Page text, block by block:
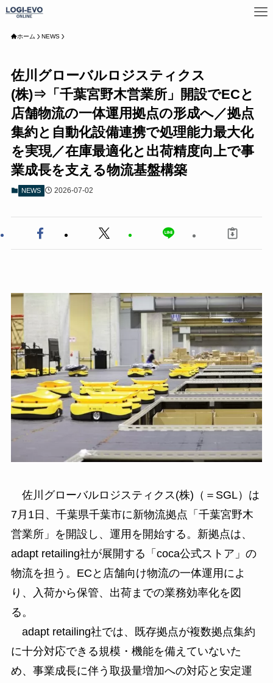
ホーム NEWS
佐川グローバルロジスティクス
(株)⇒「千葉宮野木営業所」開設でECと
店舗物流の一体運用拠点の形成へ／拠点
集約と自動化設備連携で処理能力最大化
を実現／在庫最適化と出荷精度向上で事
業成長を支える物流基盤構築
NEWS 2026-07-02
佐川グローバルロジスティクス(株)（＝SGL）は
7月1日、千葉県千葉市に新物流拠点「千葉宮野木
営業所」を開設し、運用を開始する。新拠点は、
adapt retailing社が展開する「coca公式ストア」の
物流を担う。ECと店舗向け物流の一体運用によ
り、入荷から保管、出荷までの業務効率化を図
る。
adapt retailing社では、既存拠点が複数拠点集約
に十分対応できる規模・機能を備えていないた
め、事業成長に伴う取扱量増加への対応と安定運